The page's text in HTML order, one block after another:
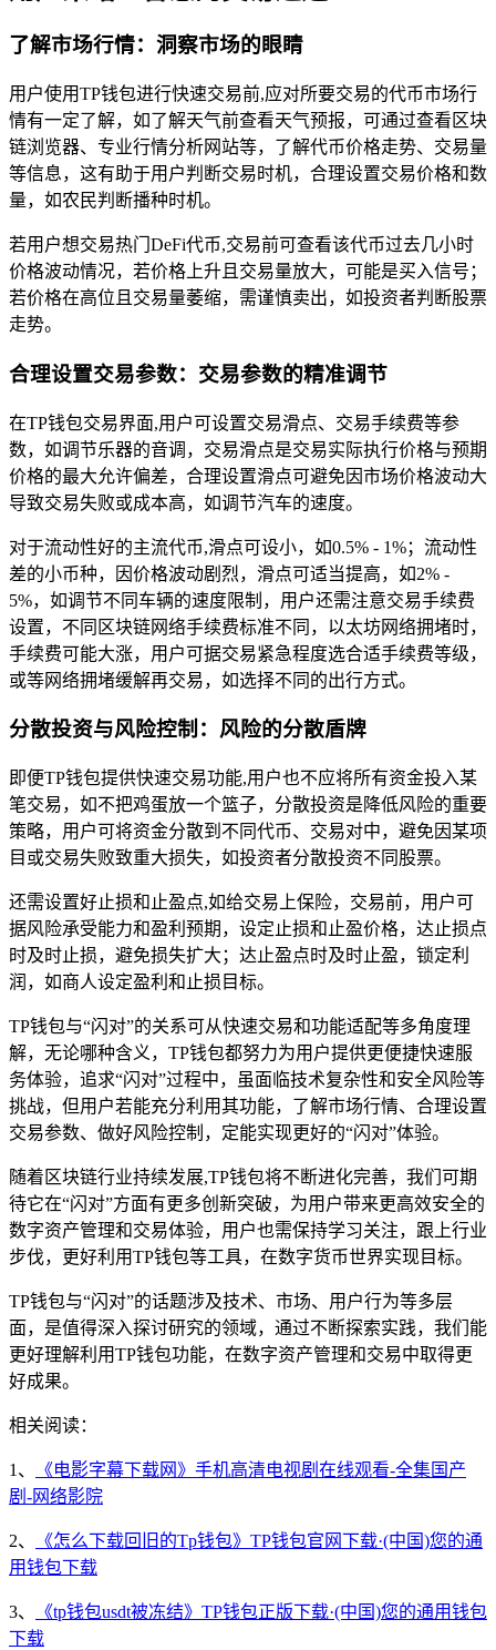
了解市场行情：洞察市场的眼睛
用户使用TP钱包进行快速交易前,应对所要交易的代币市场行
情有一定了解，如了解天气前查看天气预报，可通过查看区块
链浏览器、专业行情分析网站等，了解代币价格走势、交易量
等信息，这有助于用户判断交易时机，合理设置交易价格和数
量，如农民判断播种时机。
若用户想交易热门DeFi代币,交易前可查看该代币过去几小时
价格波动情况，若价格上升且交易量放大，可能是买入信号；
若价格在高位且交易量萎缩，需谨慎卖出，如投资者判断股票
走势。
合理设置交易参数：交易参数的精准调节
在TP钱包交易界面,用户可设置交易滑点、交易手续费等参
数，如调节乐器的音调，交易滑点是交易实际执行价格与预期
价格的最大允许偏差，合理设置滑点可避免因市场价格波动大
导致交易失败或成本高，如调节汽车的速度。
对于流动性好的主流代币,滑点可设小，如0.5% - 1%；流动性
差的小币种，因价格波动剧烈，滑点可适当提高，如2% -
5%，如调节不同车辆的速度限制，用户还需注意交易手续费
设置，不同区块链网络手续费标准不同，以太坊网络拥堵时，
手续费可能大涨，用户可据交易紧急程度选合适手续费等级，
或等网络拥堵缓解再交易，如选择不同的出行方式。
分散投资与风险控制：风险的分散盾牌
即便TP钱包提供快速交易功能,用户也不应将所有资金投入某
笔交易，如不把鸡蛋放一个篮子，分散投资是降低风险的重要
策略，用户可将资金分散到不同代币、交易对中，避免因某项
目或交易失败致重大损失，如投资者分散投资不同股票。
还需设置好止损和止盈点,如给交易上保险，交易前，用户可
据风险承受能力和盈利预期，设定止损和止盈价格，达止损点
时及时止损，避免损失扩大；达止盈点时及时止盈，锁定利
润，如商人设定盈利和止损目标。
TP钱包与“闪对”的关系可从快速交易和功能适配等多角度理
解，无论哪种含义，TP钱包都努力为用户提供更便捷快速服
务体验，追求“闪对”过程中，虽面临技术复杂性和安全风险等
挑战，但用户若能充分利用其功能，了解市场行情、合理设置
交易参数、做好风险控制，定能实现更好的“闪对”体验。
随着区块链行业持续发展,TP钱包将不断进化完善，我们可期
待它在“闪对”方面有更多创新突破，为用户带来更高效安全的
数字资产管理和交易体验，用户也需保持学习关注，跟上行业
步伐，更好利用TP钱包等工具，在数字货币世界实现目标。
TP钱包与“闪对”的话题涉及技术、市场、用户行为等多层
面，是值得深入探讨研究的领域，通过不断探索实践，我们能
更好理解利用TP钱包功能，在数字资产管理和交易中取得更
好成果。
相关阅读：
1、
《电影字幕下载网》手机高清电视剧在线观看-全集国产
剧-网络影院
2、
《怎么下载回旧的Tp钱包》TP钱包官网下载·(中国)您的通
用钱包下载
3、
《tp钱包usdt被冻结》TP钱包正版下载·(中国)您的通用钱包
下载